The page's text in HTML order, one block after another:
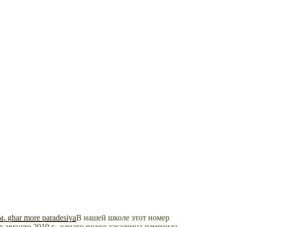
В нашей школе этот номер